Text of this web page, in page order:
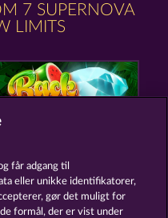
7 SUPERNOVA
LIMITS
får adgang til
eller unikke identifikatorer,
gør det muligt for
formål, der er vist under